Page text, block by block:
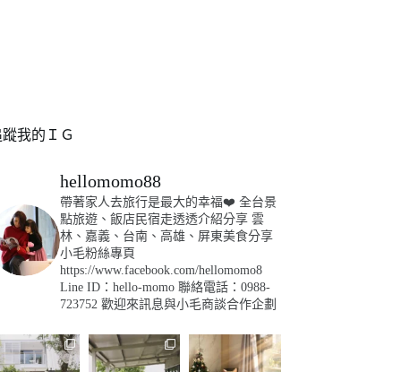
我的ＩＧ
hellomomo88
帶著家人去旅行是最大的幸福❤️ 全台景
點旅遊、飯店民宿走透透介紹分享 雲
林、嘉義、台南、高雄、屏東美食分享
小毛粉絲專頁
https://www.facebook.com/hellomomo8
Line ID：hello-momo聯絡電話：0988-
723752歡迎來訊息與小毛商談合作企劃